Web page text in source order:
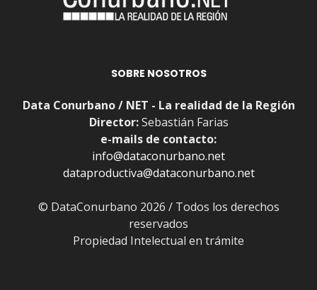
SOBRE NOSOTROS
Data Conurbano / NET - La realidad de la Región
Director:Sebastián Farias
e-mails de contacto:
info@dataconurbano.net
dataproductiva@dataconurbano.net
© DataConurbano 2026 / Todos los derechos
reservados
Propiedad Intelectual en trámite